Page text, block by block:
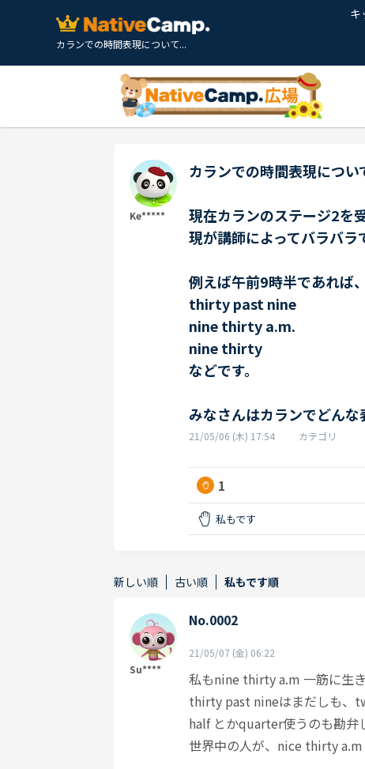
カランでの時間表現について...
キ
Ke*****
カランでの時間表現につい
現在カランのステージ2を
現が講師によってバラバラ
例えば午前9時半であれば、
thirty past nine
nine thirty a.m.
nine thirty
などです。
みなさんはカランでどん
21/05/06 (木) 17:54 カテゴリ
1
私もです
新しい順 古い順 私もです順
Su****
No.0002
21/05/07 (金) 06:22
私もnine thirty a.m 一筋に生き
thirty past nineはまだしも、
half とかquarter使うのも勘弁
世界中の人が、nice thirty